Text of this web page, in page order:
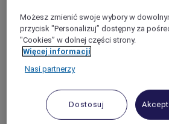
Europa
Środkowy
Ameryka
Kraków
Wrocław
Berlin
Możesz zmienić swoje wybory w
przycisk "Personalizuj” dostępny za
"Cookies” w dolnej części strony.
Więcej informacji
Nasi partnerzy
Dostosuj